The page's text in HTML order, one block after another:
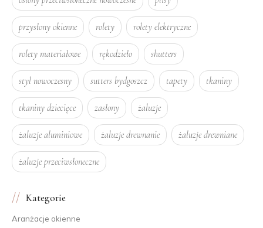
przysłony okienne rolety rolety elektryczne
rolety materiałowe rękodzieło shutters
styl nowoczesny sutters bydgoszcz tapety tkaniny
tkaniny dziecięce zasłony żaluzje
żaluzje aluminiowe żaluzje drewnanie żaluzje drewniane
żaluzje przeciwsłoneczne
Kategorie
Aranżacje okienne